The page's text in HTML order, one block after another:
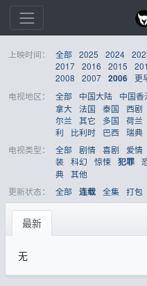
上映时间： 全部 2025 2024
2017 2016 2015
2008
2007 2006 更
电视地区：
全部 中国大陆 中国香
拿大 法国 泰国 西剧
尔兰
其它 多国 荷兰
利
比利时 巴西 瑞典
电视类型：
全部 剧情 喜剧 爱情
装 科幻 惊悚 犯罪
典 其他
更新状态：
全部 连载 全集 打包
最新
无